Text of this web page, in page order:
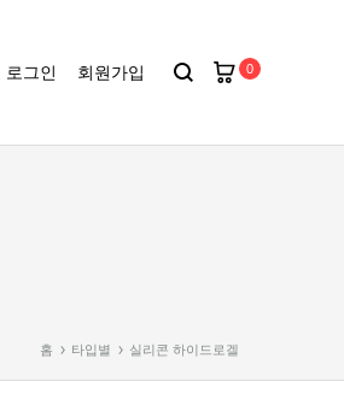
로그인 회원가입 0
홈 타입별 실리콘 하이드로겔